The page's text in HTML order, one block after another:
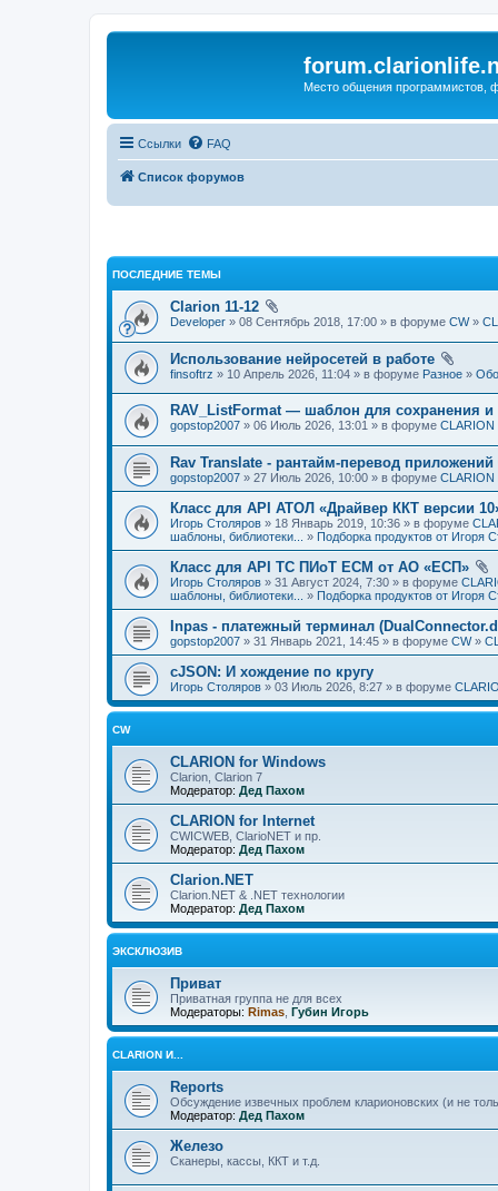
Место общения программистов,
Ссылки FAQ
Список форумов
ПОСЛЕДНИЕ ТЕМЫ
Clarion 11-12
Developer » 08 Сентябрь 2018, 17:00 » в форуме CW»
Использование нейросетей в работе
finsoftrz » 10 Апрель 2026, 11:04 » в форуме Разное » Обо
RAV_ListFormat — шаблон для сохранения
gopstop2007 » 06 Июль 2026, 13:01 » в форуме CLARION
Rav Translate - рантайм-перевод
gopstop2007 » 27 Июль 2026, 10:00 » в форуме CLARION
Класс для API АТОЛ «Драйвер ККТ версии
Игорь Столяров » 18 Январь 2019, 10:36 » в форуме
шаблоны, библиотеки...
» Подборка продуктов от Игоря
Класс для API ТС ПИоТ ЕСМ от АО «ЕСП»
Игорь Столяров » 31 Август 2024, 7:30 » в форуме
шаблоны, библиотеки...
» Подборка продуктов от Игоря
Inpas - платежный терминал
gopstop2007 » 31 Январь 2021, 14:45 » в форуме CW»
cJSON: И хождение по кругу
Игорь Столяров » 03 Июль 2026, 8:27 » в форуме
CW
CLARION for Windows
Clarion, Clarion 7
Модератор: Дед Пахом
CLARION for Internet
CWICWEB, ClarioNET и пр.
Модератор: Дед Пахом
Clarion.NET
Clarion.NET & .NET технологии
Модератор: Дед Пахом
ЭКСКЛЮЗИВ
Приват
Приватная группа не для всех
Модераторы: Rimas Губин Игорь
CLARION И...
Reports
Обсуждение извечных проблем кларионовских (и не
Модератор: Дед Пахом
Железо
Сканеры, кассы, ККТ и т.д.